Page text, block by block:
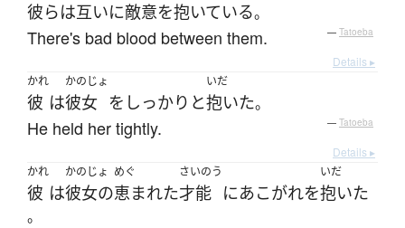
彼らは互いに敵意を抱いている。
There's bad blood between them. — Tatoeba
Details ▸
かれ
彼 は
かのじょ
彼女 を しっかりと
いだ
抱いた。
He held her tightly. — Tatoeba
Details ▸
かれ
彼 は
かのじょ
彼女の
めぐ
恵まれた
さいのう
才能 にあこがれを
いだ
抱いた
。